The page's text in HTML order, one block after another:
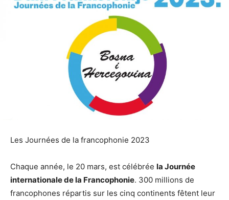
Les Journées de la francophonie 2023
Chaque année, le 20 mars, est célébrée la Journée
internationale de la Francophonie. 300 millions de
francophones répartis sur les cinq continents fêtent leur